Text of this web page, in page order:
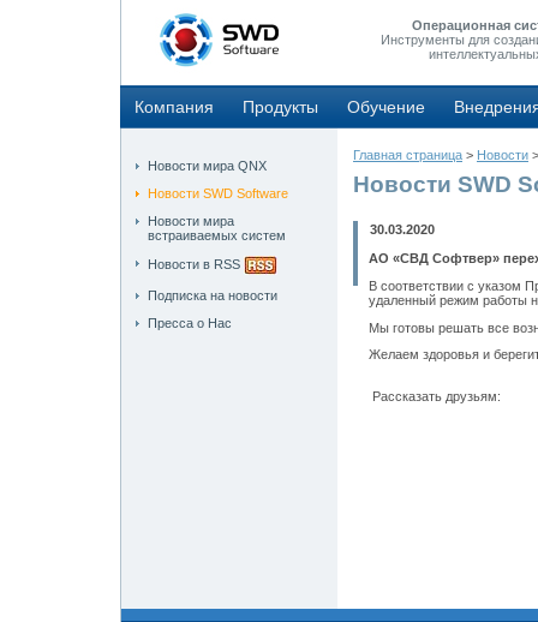
Операционная
Инструменты для
Компания Продукты Обучение
Новости мира QNX
Новости SWD Software
Новости мира
встраиваемых систем
Новости в RSS
Подписка на новости
Пресса о Нас
Главная страница > Новости
Новости SWD
30.03.2020
АО «СВД Софтвер»
В соответствии с указом
удаленный режим работы
Мы готовы решать все
Желаем здоровья и
Рассказать друзьям: